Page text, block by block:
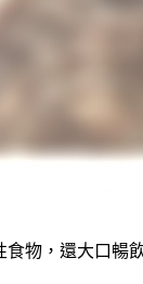
物，還大口暢